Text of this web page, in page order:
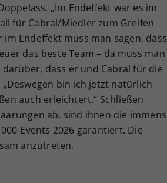
„Im Endeffekt war es im
für Cabral/Miedler zum Greifen
Endeffekt muss man sagen, dass
das beste Team – da muss man
dass er und Cabral für die
bin ich jetzt natürlich
auch erleichtert.“ Schließen
ab, sind ihnen die immens
Events 2026 garantiert. Die
anzutreten.